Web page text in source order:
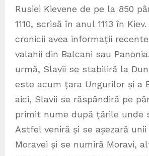
Rusiei Kievene de pe la 850
1110, scrisă în anul 1113 în
cronicii avea informații
valahii din Balcani sau
urmă, Slavii se stabiliră la
este acum țara Ungurilor și a
aici, Slavii se răspândiră pe
primit nume după țările unde
Astfel veniră și se așezară
Moravei și se numiră Moravi,